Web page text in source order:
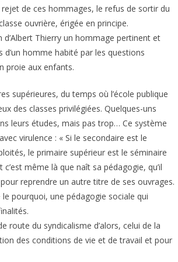
de ces hommages, le refus de sortir du
ouvrière, érigée en principe.
Thierry un hommage pertinent et
homme habité par les questions
proie aux enfants.
supérieures, du temps où l’école publique
des classes privilégiées. Quelques-uns
leurs études, mais pas trop… Ce système
virulence : « Si le secondaire est le
le primaire supérieur est le séminaire
même là que naît sa pédagogie, qu’il
reprendre un autre titre de ses ouvrages.
pourquoi, une pédagogie sociale qui
route du syndicalisme d’alors, celui de la
des conditions de vie et de travail et pour